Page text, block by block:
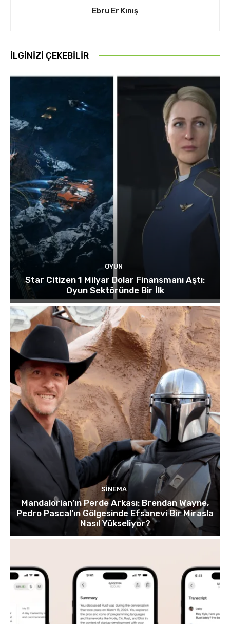
Ebru Er Kınış
İLGINIZI ÇEKEBILIR
OYUN
Star Citizen 1 Milyar Dolar Finansmanı Aştı:
Oyun Sektöründe Bir İlk
SINEMA
Mandalorian’ın Perde Arkası: Brendan Wayne,
Pedro Pascal’ın Gölgesinde Efsanevi Bir Mirasla
Nasıl Yükseliyor?